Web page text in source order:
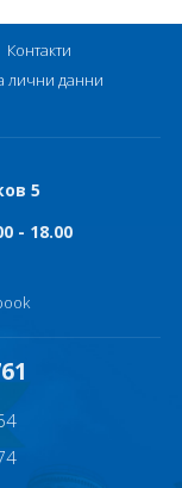
Контакти
лични данни
5
- 18.00